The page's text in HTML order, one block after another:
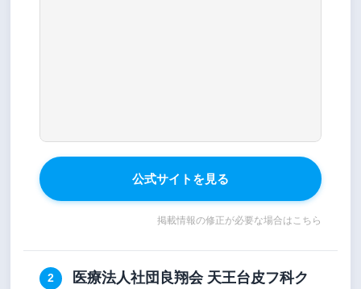
公式サイトを見る
掲載情報の修正が必要な場合はこちら
2 医療法人社団良翔会 天王台皮フ科ク